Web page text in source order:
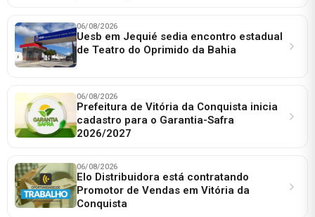
06/08/2026
Uesb em Jequié sedia encontro estadual
de Teatro do Oprimido da Bahia
06/08/2026
Prefeitura de Vitória da Conquista inicia
cadastro para o Garantia-Safra
2026/2027
06/08/2026
Elo Distribuidora está contratando
Promotor de Vendas em Vitória da
Conquista